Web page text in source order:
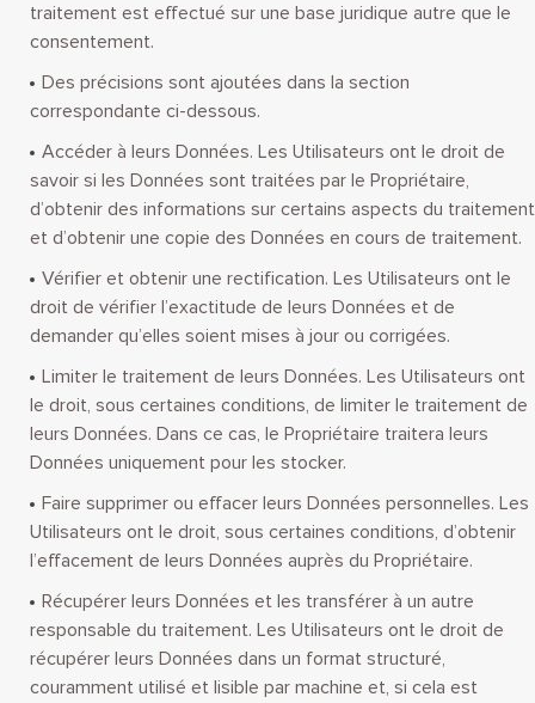
traitement est effectué sur une base juridique autre que le
consentement.
Des précisions sont ajoutées dans la section
correspondante ci-dessous.
Accéder à leurs Données. Les Utilisateurs ont le droit de
savoir si les Données sont traitées par le Propriétaire,
d’obtenir des informations sur certains aspects du traitement
et d’obtenir une copie des Données en cours de traitement.
Vérifier et obtenir une rectification. Les Utilisateurs ont le
droit de vérifier l’exactitude de leurs Données et de
demander qu’elles soient mises à jour ou corrigées.
Limiter le traitement de leurs Données. Les Utilisateurs ont
le droit, sous certaines conditions, de limiter le traitement de
leurs Données. Dans ce cas, le Propriétaire traitera leurs
Données uniquement pour les stocker.
Faire supprimer ou effacer leurs Données personnelles. Les
Utilisateurs ont le droit, sous certaines conditions, d’obtenir
l’effacement de leurs Données auprès du Propriétaire.
Récupérer leurs Données et les transférer à un autre
responsable du traitement. Les Utilisateurs ont le droit de
récupérer leurs Données dans un format structuré,
couramment utilisé et lisible par machine et, si cela est